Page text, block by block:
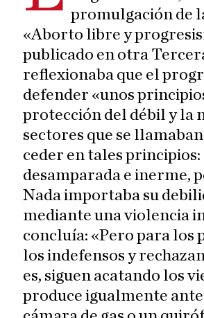
promulgación de
«Aborto libre y
publicado en otra
reflexionaba que el
defender «unos
protección del débil y la
sectores que se
ceder en tales
desamparada e inerme,
Nada importaba su
mediante una violencia
concluía: «Pero para los
los indefensos y
es, siguen acatando los
produce igualmente